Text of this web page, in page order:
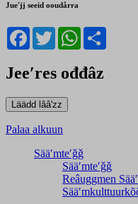
Jueʹjj seeid ooudårra
Facebook
TwitterWhatsApp
Jeeʹres ođđâz
Palaa alkuun
Sääʹmteʹǧǧ
Sääʹmteʹǧǧ
Reâuggmen